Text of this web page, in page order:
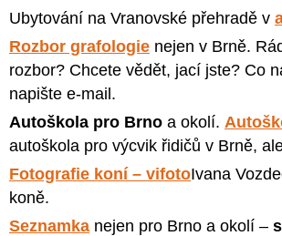
Ubytování na Vranovské přehradě v
Rozbor grafologie nejen v Brně.
rozbor? Chcete vědět, jací jste? Co
napište e-mail.
Autoškola pro Brno a okolí.
autoškola pro výcvik řidičů v Brně,
Fotografie koní – vifotoIvana
koně.
Seznamka nejen pro Brno a okolí –